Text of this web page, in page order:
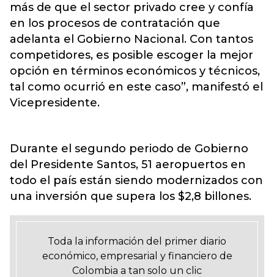
más de que el sector privado cree y confía
en los procesos de contratación que
adelanta el Gobierno Nacional. Con tantos
competidores, es posible escoger la mejor
opción en términos económicos y técnicos,
tal como ocurrió en este caso”, manifestó el
Vicepresidente.
Durante el segundo periodo de Gobierno
del Presidente Santos, 51 aeropuertos en
todo el país están siendo modernizados con
una inversión que supera los $2,8 billones.
Toda la información del primer diario
económico, empresarial y financiero de
Colombia a tan solo un clic